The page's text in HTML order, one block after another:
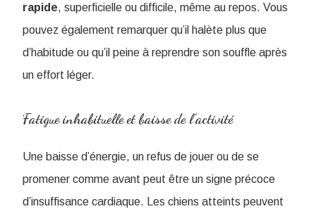
rapide, superficielle ou difficile, même au repos. Vous
pouvez également remarquer qu’il halète plus que
d’habitude ou qu’il peine à reprendre son souffle après
un effort léger.
Fatigue inhabituelle et baisse de l’activité
Une baisse d’énergie, un refus de jouer ou de se
promener comme avant peut être un signe précoce
d’insuffisance cardiaque. Les chiens atteints peuvent